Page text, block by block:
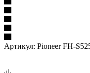
Артикул: Pioneer FH-